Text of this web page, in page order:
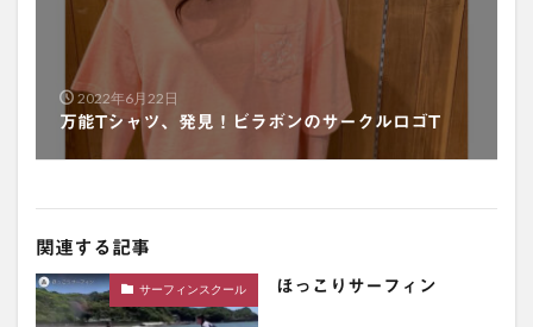
2022年6月22日
万能Tシャツ、発見！ビラボンのサークルロゴT
関連する記事
サーフィンスクール ほっこりサーフィン